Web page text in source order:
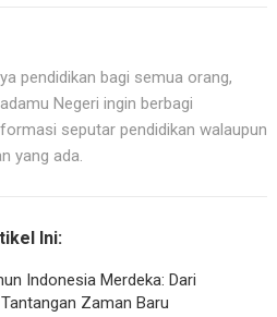
pendidikan bagi semua orang,
Negeri ingin berbagi
seputar pendidikan walaupun
yang ada.
Ini:
Indonesia Merdeka: Dari
Zaman Baru